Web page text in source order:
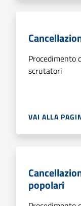
Procedimento
scrutatori
VAI ALLA
popolari